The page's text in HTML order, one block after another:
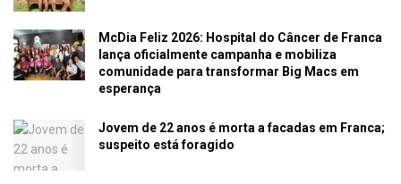
McDia Feliz 2026: Hospital do Câncer de Franca
lança oficialmente campanha e mobiliza
comunidade para transformar Big Macs em
esperança
Jovem de 22 anos é morta a facadas em Franca;
suspeito está foragido